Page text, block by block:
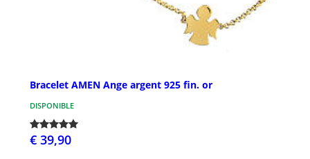
Bracelet AMEN Ange argent 925 fin. or
DISPONIBLE
€ 39,90